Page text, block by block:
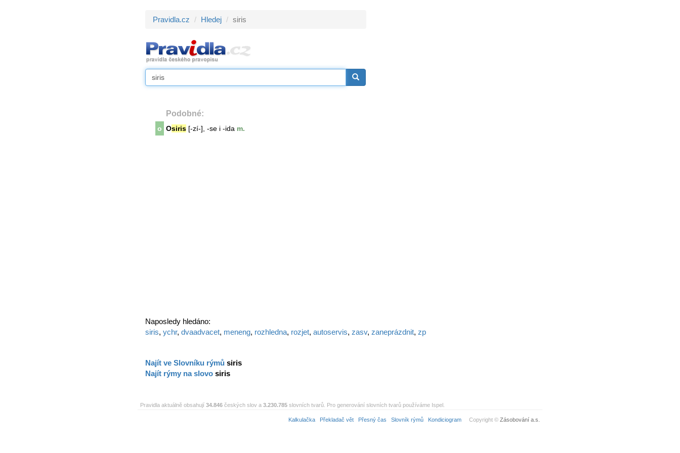
Pravidla.cz Hledej siris
Podobné:
o Osiris [-zí-], -se i -ida m.
Naposledy hledáno:
siris, ychr, dvaadvacet, meneng, rozhledna, rozjet, autoservis, zasv, zaneprázdnit, zp
Najít ve Slovníku rýmů siris
Najít rýmy na slovo siris
Pravidla aktuálně obsahují 34.846 českých slov a 3.230.785 slovních tvarů. Pro generování slovních tvarů používáme Ispel.
Kalkulačka Překladač vět Přesný čas Slovník rýmů Kondiciogram Copyright © Zásobování a.s.